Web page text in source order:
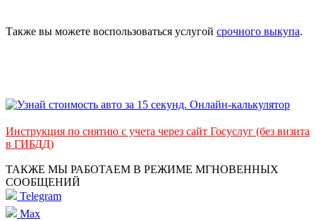
Также вы можете воспользоваться услугой срочного выкупа.
Инструкция по снятию с учета через сайт Госуслуг (без визита
в ГИБДД)
ТАКЖЕ МЫ РАБОТАЕМ В РЕЖИМЕ МГНОВЕННЫХ
СООБЩЕНИЙ
Telegram
Max